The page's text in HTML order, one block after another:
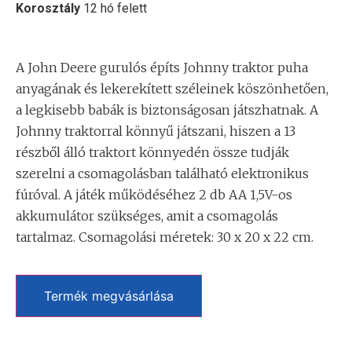
Korosztály 12 hó felett
A John Deere gurulós építs Johnny traktor puha
anyagának és lekerekített széleinek köszönhetően,
a legkisebb babák is biztonságosan játszhatnak. A
Johnny traktorral könnyű játszani, hiszen a 13
részből álló traktort könnyedén össze tudják
szerelni a csomagolásban található elektronikus
fúróval. A játék működéséhez 2 db AA 1,5V-os
akkumulátor szükséges, amit a csomagolás
tartalmaz. Csomagolási méretek: 30 x 20 x 22 cm.
Termék megvásárlása